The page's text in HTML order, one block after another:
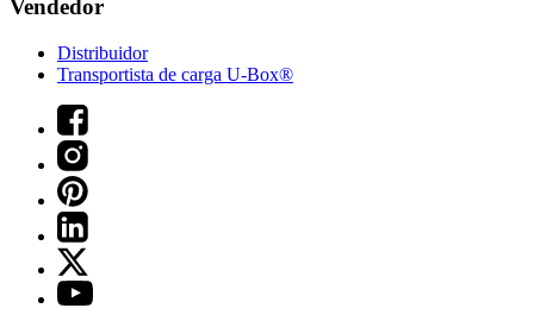
Vendedor
Distribuidor
Transportista de carga U-Box®